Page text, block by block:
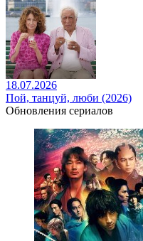
18.07.2026
Пой, танцуй, люби (2026)
Обновления сериалов